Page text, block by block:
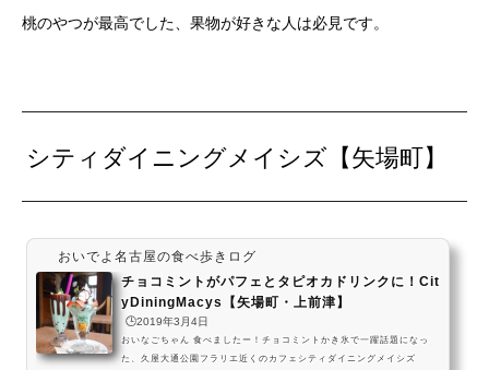
桃のやつが最高でした、果物が好きな人は必見です。
シティダイニングメイシズ【矢場町】
おいでよ名古屋の食べ歩きログ
チョコミントがパフェとタピオカドリンクに！Cit
yDiningMacys【矢場町・上前津】
🕒️2019年3月4日
おいなごちゃん 食べましたー！チョコミントかき氷で一躍話題になっ
た、久屋大通公園フラリエ近くのカフェシティダイニングメイシズ